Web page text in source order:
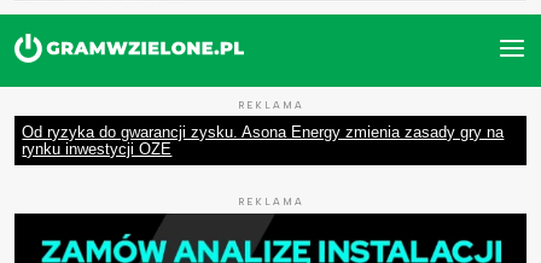
REKLAMA
Od ryzyka do gwarancji zysku. Asona Energy zmienia zasady gry na
rynku inwestycji OZE
REKLAMA